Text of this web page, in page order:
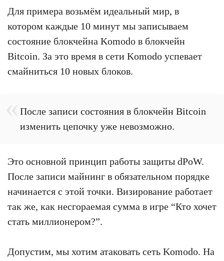
Для примера возьмём идеальный мир, в
котором каждые 10 минут мы записываем
состояние блокчейна Komodo в блокчейн
Bitcoin. За это время в сети Komodo успевает
смайниться 10 новых блоков.
После записи состояния в блокчейн Bitcoin
изменить цепочку уже невозможно.
Это основной принцип работы защиты dPoW.
После записи майнинг в обязательном порядке
начинается с этой точки. Визирование работает
так же, как несгораемая сумма в игре “Кто хочет
стать миллионером?”.
Допустим, мы хотим атаковать сеть Komodo. На